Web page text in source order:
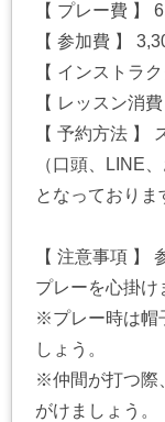
【 プレー費 】
【 参加費 】
【 インストラ
【 レッスン消
【 予約方法 】
（口頭、LINE
となっておりま
【 注意事項 】
プレーを心掛け
※プレー時は帽
しょう。
※仲間が打つ際
がけましょう。